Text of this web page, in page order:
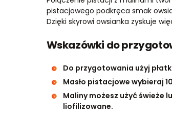
pistacjowego podkręca smak
Dzięki skyrowi owsianka zyskuje
Wskazówki do
Do przygotowania użyj
Masło pistacjowe wybieraj
Maliny możesz użyć świeże
liofilizowane.